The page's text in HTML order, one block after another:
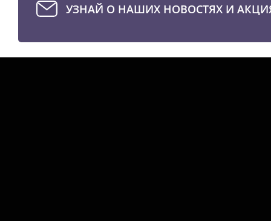
УЗНАЙ О НАШИХ НОВОСТЯХ И